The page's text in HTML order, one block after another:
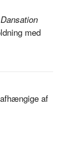
Dansation
med
af